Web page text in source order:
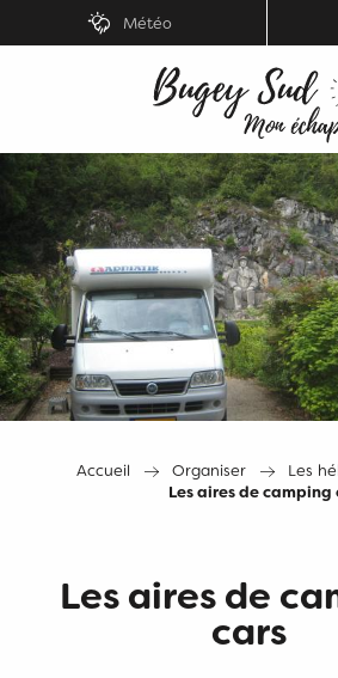
au
Météo
Accueil Organiser
Les
Les aires de camping
Les aires de
cars